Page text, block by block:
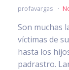
profavargas
Son muchas
víctimas de
hasta los
padrastro.